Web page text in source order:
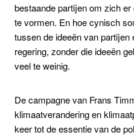
bestaande partijen om zich
te vormen. En hoe cynisch
tussen de ideeën van partijen
regering, zonder die ideeën
veel te weinig.
De campagne van Frans
klimaatverandering en
keer tot de essentie van de